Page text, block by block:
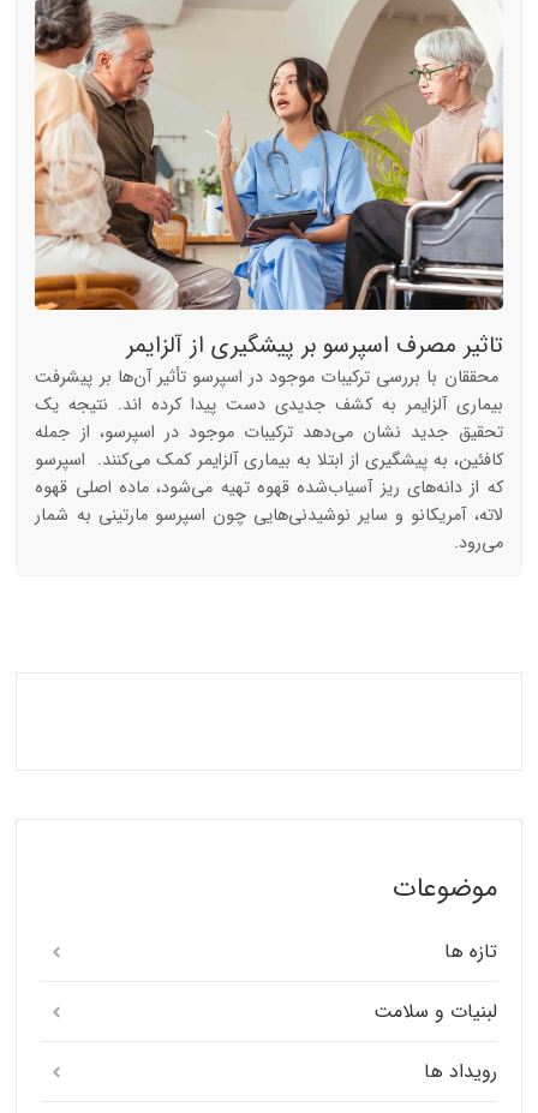
تاثیر مصرف اسپرسو بر پیشگیری از آلزایمر
محققان با بررسی ترکیبات موجود در اسپرسو تأثیر آن‌ها بر پیشرفت
بیماری آلزایمر به کشف جدیدی دست پیدا کرده اند. نتیجه یک
تحقیق جدید نشان می‌دهد ترکیبات موجود در اسپرسو، از جمله
کافئین، به پیشگیری از ابتلا به بیماری آلزایمر کمک می‌کنند. اسپرسو
که از دانه‌های ریز آسیاب‌شده قهوه تهیه می‌شود، ماده اصلی قهوه
لاته، آمریکانو و سایر نوشیدنی‌هایی چون اسپرسو مارتینی به شمار
می‌رود.
موضوعات
تازه ها
لبنیات و سلامت
رویداد ها